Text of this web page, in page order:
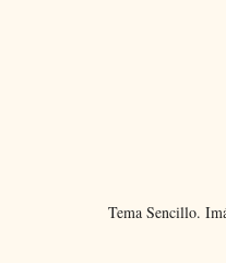
Tema Sencillo.